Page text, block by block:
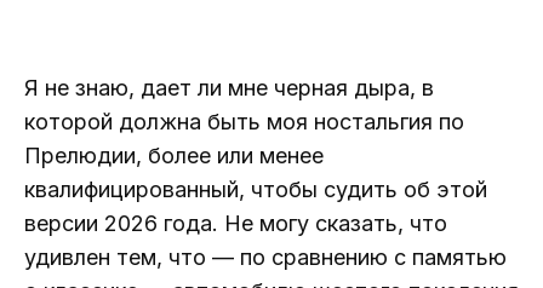
Я не знаю, дает ли мне черная дыра, в
которой должна быть моя ностальгия по
Прелюдии, более или менее
квалифицированный, чтобы судить об этой
версии 2026 года. Не могу сказать, что
удивлен тем, что — по сравнению с памятью